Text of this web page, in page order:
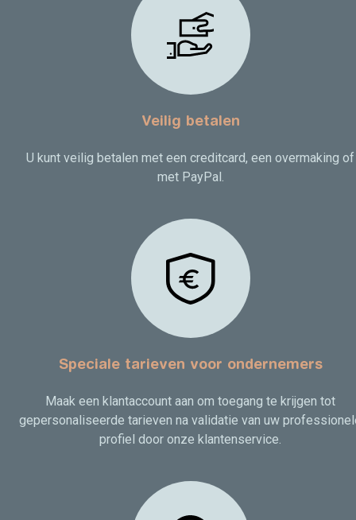
Veilig betalen
U kunt veilig betalen met een creditcard, een overmaking of
met PayPal.
Speciale tarieven voor ondernemers
Maak een klantaccount aan om toegang te krijgen tot
gepersonaliseerde tarieven na validatie van uw
profiel door onze klantenservice.